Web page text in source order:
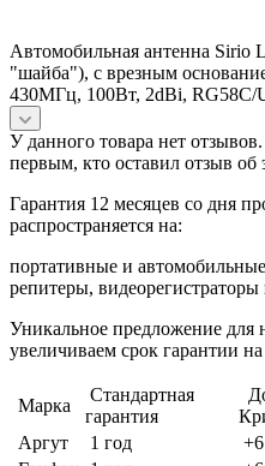
Автомобильная антенна Sirio
"шайба"), с врезным
430МГц, 100Вт, 2dBi, RG58C/
У данного товара нет
первым, кто оставил отзыв об
Гарантия 12 месяцев со дня
распространяется на:
портативные и
репитеры,
Уникальное предложение
увеличиваем срок гарантии
Марка
Стандартная
гарантия
Аргут
1 год